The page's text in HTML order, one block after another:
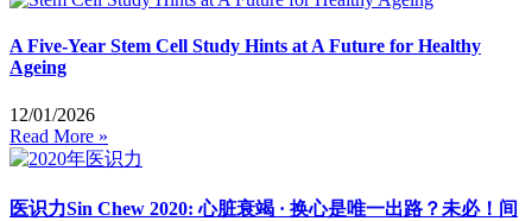
A Five-Year Stem Cell Study Hints at A Future for Healthy
Ageing
12/01/2026
Read More »
医识力Sin Chew 2020: 心脏衰竭 · 换心是唯一出路？未必！间